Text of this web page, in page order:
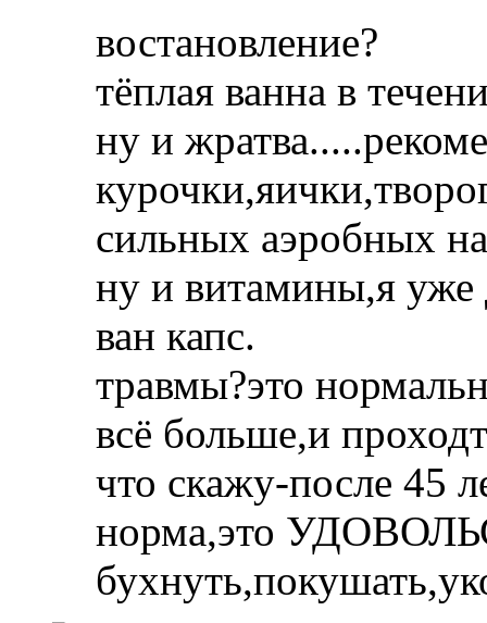
востановление?
тёплая ванна в
ну и
сильных аэробных
ну и витамины,я уже
ван капс.
травмы?это
всё больше,и
что скажу-после 45
норма,это